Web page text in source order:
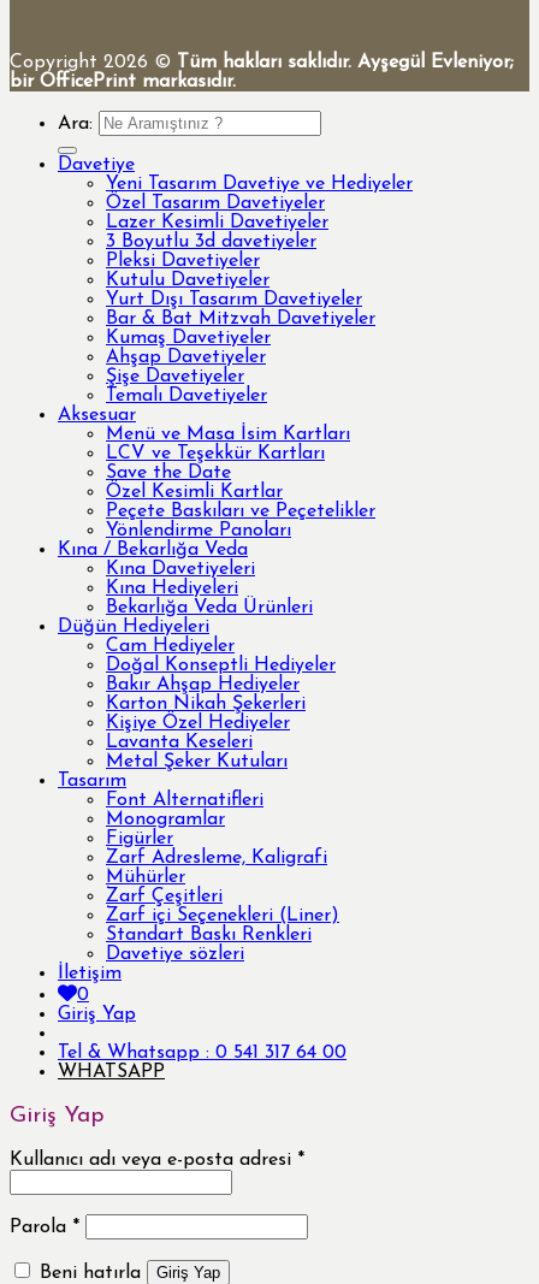
Copyright 2026 © Tüm hakları saklıdır. Ayşegül Evleniyor;
bir OfficePrint markasıdır.
Ara:
Davetiye
Yeni Tasarım Davetiye ve Hediyeler
Özel Tasarım Davetiyeler
Lazer Kesimli Davetiyeler
3 Boyutlu 3d davetiyeler
Pleksi Davetiyeler
Kutulu Davetiyeler
Yurt Dışı Tasarım Davetiyeler
Bar & Bat Mitzvah Davetiyeler
Kumaş Davetiyeler
Ahşap Davetiyeler
Şişe Davetiyeler
Temalı Davetiyeler
Aksesuar
Menü ve Masa İsim Kartları
LCV ve Teşekkür Kartları
Save the Date
Özel Kesimli Kartlar
Peçete Baskıları ve Peçetelikler
Yönlendirme Panoları
Kına / Bekarlığa Veda
Kına Davetiyeleri
Kına Hediyeleri
Bekarlığa Veda Ürünleri
Düğün Hediyeleri
Cam Hediyeler
Doğal Konseptli Hediyeler
Bakır Ahşap Hediyeler
Karton Nikah Şekerleri
Kişiye Özel Hediyeler
Lavanta Keseleri
Metal Şeker Kutuları
Tasarım
Font Alternatifleri
Monogramlar
Figürler
Zarf Adresleme, Kaligrafi
Mühürler
Zarf Çeşitleri
Zarf içi Seçenekleri (Liner)
Standart Baskı Renkleri
Davetiye sözleri
İletişim
0
Giriş Yap
Tel & Whatsapp : 0 541 317 64 00
WHATSAPP
Giriş Yap
Kullanıcı adı veya e-posta adresi *
Parola *
Beni hatırla Giriş Yap